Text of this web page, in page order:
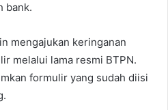
bank.
mengajukan keringanan
melalui lama resmi BTPN.
formulir yang sudah diisi